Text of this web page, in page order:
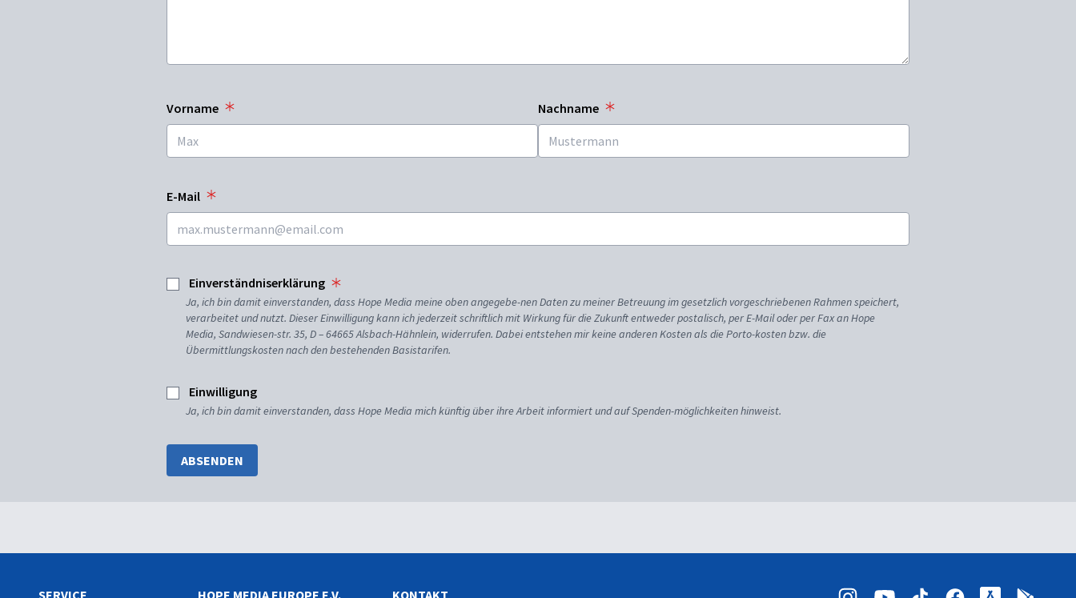
Vorname Nachname
E-Mail
Einverständniserklärung
Ja, ich bin damit einverstanden, dass Hope Media meine oben angegebe-nen Daten zu meiner Betreuung im gesetzlich vorgeschriebenen Rahmen speichert,
verarbeitet und nutzt. Dieser Einwilligung kann ich jederzeit schriftlich mit Wirkung für die Zukunft entweder postalisch, per E-Mail oder per Fax an Hope
Media, Sandwiesen-str. 35, D – 64665 Alsbach-Hähnlein, widerrufen. Dabei entstehen mir keine anderen Kosten als die Porto-kosten bzw. die
Übermittlungskosten nach den bestehenden Basistarifen.
Einwilligung
Ja, ich bin damit einverstanden, dass Hope Media mich künftig über ihre Arbeit informiert und auf Spenden-möglichkeiten hinweist.
ABSENDEN
SERVICE HOPE MEDIA EUROPE E.V. KONTAKT